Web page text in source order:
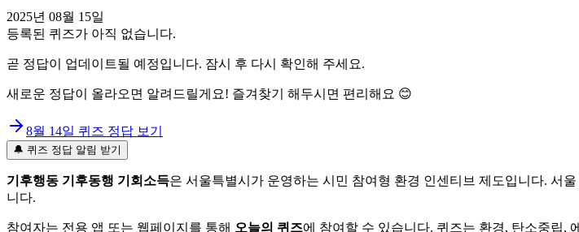
2025년 08월 15일
등록된 퀴즈가 아직 없습니다.
곧 정답이 업데이트될 예정입니다. 잠시 후 다시 확인해 주세요.
새로운 정답이 올라오면 알려드릴게요! 즐겨찾기 해두시면 편리해요 😊
8월 14일 퀴즈 정답 보기
🔔 퀴즈 정답 알림 받기
기후행동 기후동행 기회소득은 서울특별시가 운영하는 시민 참여형 환경 인센티브 제도입니다. 서
니다.
참여자는 전용 앱 또는 웹페이지를 통해 오늘의 퀴즈에 참여할 수 있습니다. 퀴즈는 환경, 탄소중립,